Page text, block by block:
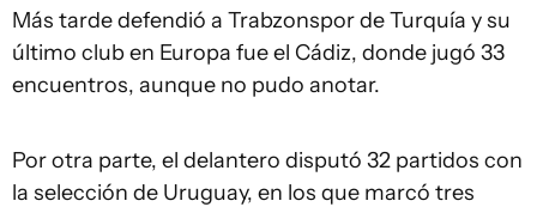
Más tarde defendió a Trabzonspor de Turquía y su
último club en Europa fue el Cádiz, donde jugó 33
encuentros, aunque no pudo anotar.
Por otra parte, el delantero disputó 32 partidos con
la selección de Uruguay, en los que marcó tres